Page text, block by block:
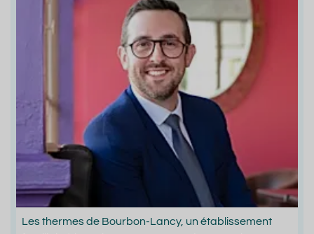
Les thermes de Bourbon-Lancy, un établissement